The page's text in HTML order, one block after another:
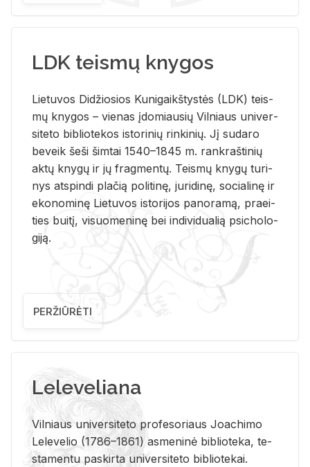
LDK teismų knygos
Lie­tu­vos Di­džio­sios Ku­ni­gaikš­tys­tės (LDK) teis­
mų kny­gos – vie­nas įdo­miau­sių Vil­niaus uni­ver­
si­te­to bi­b­lio­te­kos is­to­ri­nių rin­ki­nių. Jį su­da­ro
be­veik šeši šim­tai 1540–1845 m. rank­raš­ti­nių
aktų kny­gų ir jų frag­men­tų. Teis­mų kny­gų tu­ri­
nys at­spin­di pla­čią po­li­ti­nę, ju­ri­di­nę, so­cia­li­nę ir
eko­no­mi­nę Lie­tu­vos is­to­ri­jos pa­no­ra­mą, pra­ei­
ties bui­tį, vi­suo­me­ni­nę bei in­di­vi­dua­lią psi­cho­lo­
gi­ją.
PERŽIŪRĖTI
Leleveliana
Vil­niaus uni­ver­si­te­to pro­fe­so­riaus Jo­a­chi­mo
Le­le­ve­lio (1786–1861) as­me­ni­nė bi­b­lio­te­ka, te­
sta­men­tu pa­skir­ta uni­ver­si­te­to bi­b­lio­te­kai.